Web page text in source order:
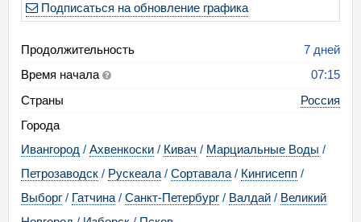
Подписаться на обновление графика
Продолжительность
7 дней
Время начала
07:15
Страны
Россия
Города
Ивангород / Ахвенкоски / Кивач / Марциальные Воды /
Петрозаводск / Рускеала / Сортавала / Кингисепп /
Выборг / Гатчина / Санкт-Петербург / Валдай / Великий